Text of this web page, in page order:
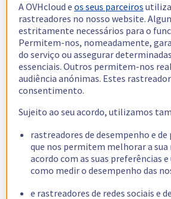
A OVHcloud eos seus parceiros
rastreadores no nosso website.
estritamente necessários para o
Permitem-nos, nomeadamente,
do serviço ou assegurar
essenciais. Outros permitem-nos
audiência anónimas. Estes
consentimento.
Sujeito ao seu acordo, utilizamos
rastreadores de desempenho e
que nos permitem melhorar a sua
acordo com as suas preferências
como medir o desempenho das
e rastreadores de redes sociais e